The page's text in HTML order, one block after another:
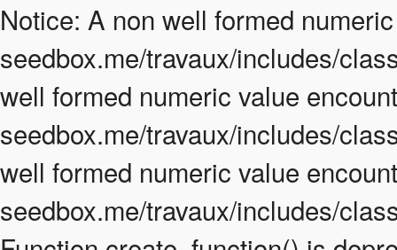
Notice: A non well formed
seedbox.me/travaux/includes/
well formed numeric value
seedbox.me/travaux/includes/
well formed numeric value
seedbox.me/travaux/includes/